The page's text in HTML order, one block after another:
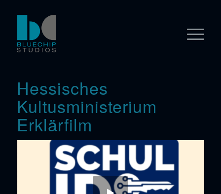
Hessisches
Kultusministerium
Erklärfilm